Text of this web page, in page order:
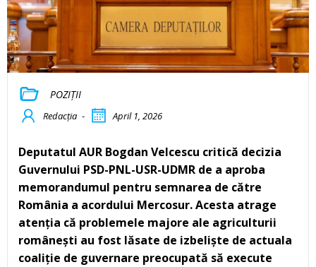
POZIȚII
Redacția - April 1, 2026
Deputatul AUR Bogdan Velcescu critică decizia
Guvernului PSD-PNL-USR-UDMR de a aproba
memorandumul pentru semnarea de către
România a acordului Mercosur. Acesta atrage
atenția că problemele majore ale agriculturii
românești au fost lăsate de izbeliște de actuala
coaliție de guvernare preocupată să execute